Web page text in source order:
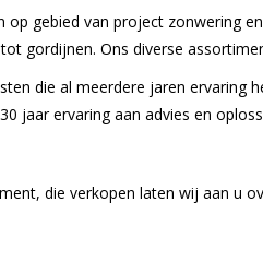
gebied van project zonwering
gordijnen. Ons diverse
die al meerdere jaren ervaring
jaar ervaring aan advies en
die verkopen laten wij aan u